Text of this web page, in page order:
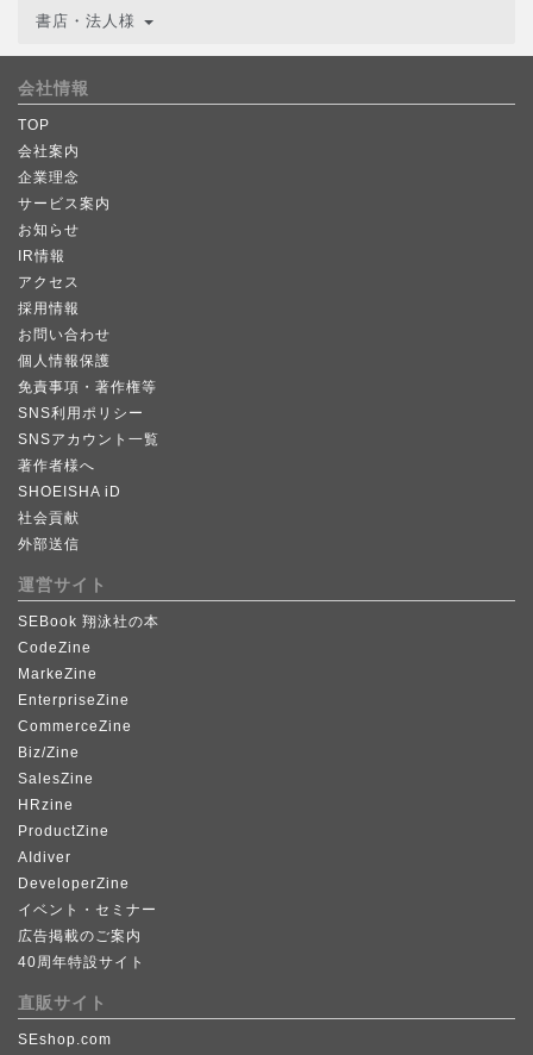
書店・法人様
会社情報
TOP
会社案内
企業理念
サービス案内
お知らせ
IR情報
アクセス
採用情報
お問い合わせ
個人情報保護
免責事項・著作権等
SNS利用ポリシー
SNSアカウント一覧
著作者様へ
SHOEISHA iD
社会貢献
外部送信
運営サイト
SEBook 翔泳社の本
CodeZine
MarkeZine
EnterpriseZine
CommerceZine
Biz/Zine
SalesZine
HRzine
ProductZine
AIdiver
DeveloperZine
イベント・セミナー
広告掲載のご案内
40周年特設サイト
直販サイト
SEshop.com